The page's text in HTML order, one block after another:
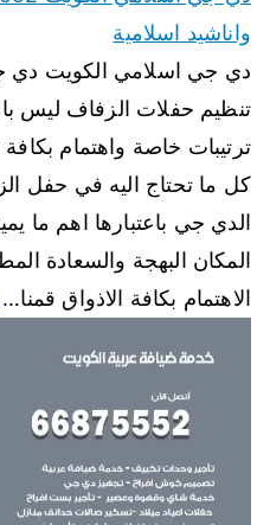
واناشيد اسلامية
دي جي اسلامي الكويت دي
تنظيم حفلات الزفاف ليس
ترتيبات خاصة واهتمام بكافة
كل ما تحتاج اليه في حفل
الدي جي باعتبارها اهم ما
المكان البهجة والسعادة
الاهتمام بكافة الاذواق قمنا…